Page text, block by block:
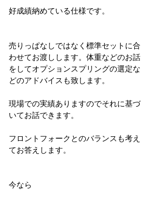
好成績納めている仕様です。
売りっぱなしではなく標準セットに合
わせてお渡しします。体重などのお話
をしてオプションスプリングの選定な
どのアドバイスも致します。
現場での実績ありますのでそれに基づ
いてお話できます。
フロントフォークとのバランスも考え
てお答えします。
今なら